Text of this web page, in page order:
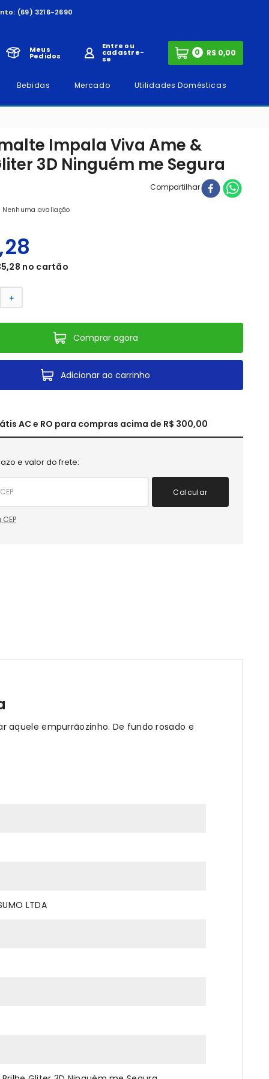
(69) 3216-2690
Meus
Pedidos
Entre ou
cadastre-
se
0
Bebidas Mercado Utilidades Domésticas
Impala Viva Ame &
3D Ninguém me Segura
Compartilhar
Nenhuma avaliação
,28
,28 no cartão
＋
Comprar agora
Adicionar ao carrinho
AC e RO para compras acima de R$ 300,00
e valor do frete:
Calcular
aquele empurrãozinho. De fundo rosado e
LTDA